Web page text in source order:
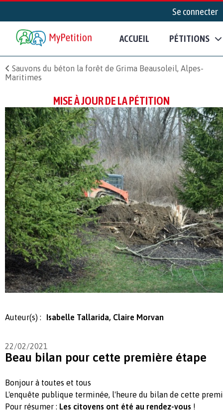
Se connecter
ACCUEIL PÉTITIONS
Sauvons du béton la forêt de Grima Beausoleil, Alpes-
Maritimes
MISE À JOUR DE LA PÉTITION
Auteur(s) : Isabelle Tallarida, Claire Morvan
22/02/2021
Beau bilan pour cette première étape
Bonjour à toutes et tous
L'enquête publique terminée, l'heure du bilan de cette
Pour résumer : Les citoyens ont été au rendez-vous !